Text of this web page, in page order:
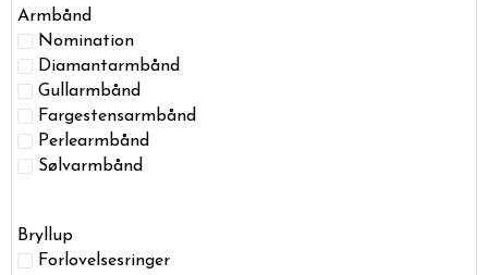
Armbånd
Nomination
Diamantarmbånd
Gullarmbånd
Fargestensarmbånd
Perlearmbånd
Sølvarmbånd
Bryllup
Forlovelsesringer